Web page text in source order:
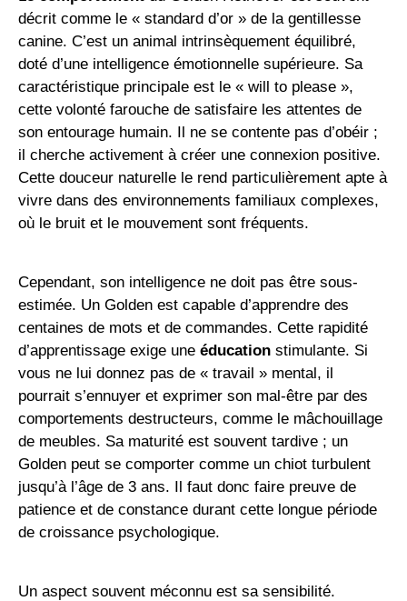
décrit comme le « standard d’or » de la gentillesse
canine. C’est un animal intrinsèquement équilibré,
doté d’une intelligence émotionnelle supérieure. Sa
caractéristique principale est le « will to please »,
cette volonté farouche de satisfaire les attentes de
son entourage humain. Il ne se contente pas d’obéir ;
il cherche activement à créer une connexion positive.
Cette douceur naturelle le rend particulièrement apte à
vivre dans des environnements familiaux complexes,
où le bruit et le mouvement sont fréquents.
Cependant, son intelligence ne doit pas être sous-
estimée. Un Golden est capable d’apprendre des
centaines de mots et de commandes. Cette rapidité
d’apprentissage exige une éducation stimulante. Si
vous ne lui donnez pas de « travail » mental, il
pourrait s’ennuyer et exprimer son mal-être par des
comportements destructeurs, comme le mâchouillage
de meubles. Sa maturité est souvent tardive ; un
Golden peut se comporter comme un chiot turbulent
jusqu’à l’âge de 3 ans. Il faut donc faire preuve de
patience et de constance durant cette longue période
de croissance psychologique.
Un aspect souvent méconnu est sa sensibilité.